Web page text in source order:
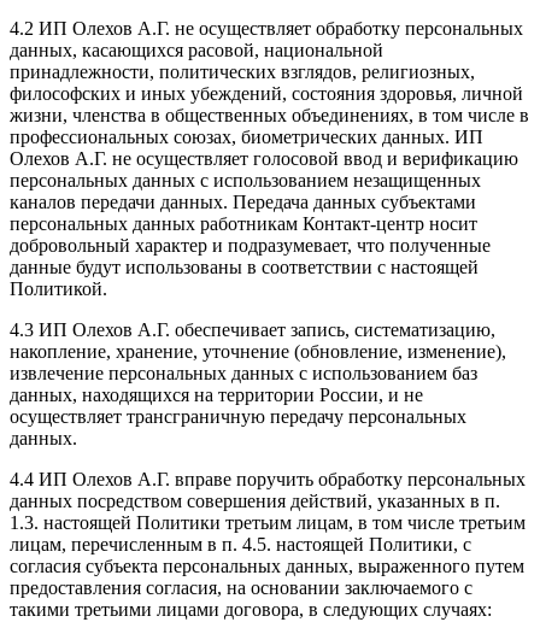
4.2 ИП Олехов А.Г. не осуществляет обработку персональных
данных, касающихся расовой, национальной
принадлежности, политических взглядов, религиозных,
философских и иных убеждений, состояния здоровья, личной
жизни, членства в общественных объединениях, в том числе в
профессиональных союзах, биометрических данных. ИП
Олехов А.Г. не осуществляет голосовой ввод и верификацию
персональных данных с использованием незащищенных
каналов передачи данных. Передача данных субъектами
персональных данных работникам Контакт-центр носит
добровольный характер и подразумевает, что полученные
данные будут использованы в соответствии с настоящей
Политикой.
4.3 ИП Олехов А.Г. обеспечивает запись, систематизацию,
накопление, хранение, уточнение (обновление, изменение),
извлечение персональных данных с использованием баз
данных, находящихся на территории России, и не
осуществляет трансграничную передачу персональных
данных.
4.4 ИП Олехов А.Г. вправе поручить обработку персональных
данных посредством совершения действий, указанных в п.
1.3. настоящей Политики третьим лицам, в том числе третьим
лицам, перечисленным в п. 4.5. настоящей Политики, с
согласия субъекта персональных данных, выраженного путем
предоставления согласия, на основании заключаемого с
такими третьими лицами договора, в следующих случаях: